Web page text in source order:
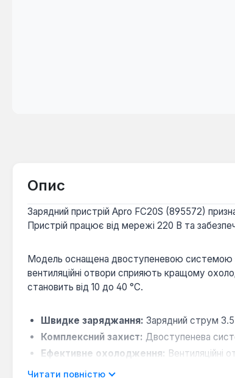
Опис
Зарядний пристрій Apro FC20S (895572)
Пристрій працює від мережі 220 В та
Модель оснащена двоступеневою системою
вентиляційні отвори сприяють кращому
становить від 10 до 40 °C.
Швидке заряджання: Зарядний струм 3.5
Комплексний захист: Двоступенева
Ефективне охолодження: Вентиляційні
Універсальність:
Читати повністю